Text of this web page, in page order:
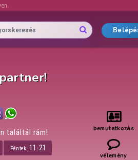
találtál rám!
Péntek 11-21
bemutatkozás
vélemény